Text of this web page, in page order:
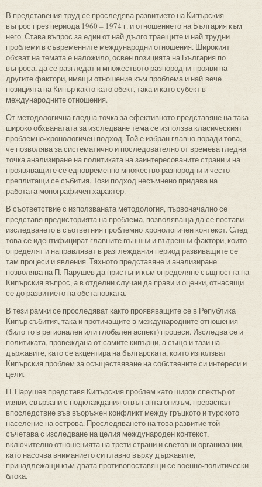
В представения труд се проследява развитието на Ки­пърския
въпрос през периода 1960 – 1974 г. и отно­шението на България към
него. Става въпрос за един от най-дълго траещите и най-трудни
проблеми в съвременните международни отношения. Широкият
обхват на темата е наложило, освен позицията на България по
въпроса, да се разгледат и множеството разнородни прояви на
другите фактори, имащи отношение към проблема и най-вече
позицията на Кипър както като обект, така и като субект в
международните отношения.
От методологична гледна точка за ефективното представяне на така
широко обхванатата за изследване тема се използва класическият
проблемно-хронологичен подход. Той е избран главно поради това,
че позволява за систематично и последователно от времева гледна
точка анализиране на политиката на заинтересованите страни и на
проявяващите се едновременно множество разнородни и често
преплитащи се събития. Този подход несъмнено придава на
работата монографичен характер.
В съответствие с използваната методология, първоначално се
представя предисторията на проблема, позволяваща да се постави
изследването в съответния проблемно-хронологичен контекст. След
това се идентифицират главните външни и вътрешни фактори, които
определят и направляват в разглеждания период развиващите се
там процеси и явления. Тяхното представяне и анализиране
позволява на П. Парушев да пристъпи към определяне същността на
Кипърския въпрос, а в отделни случаи да прави и оценки, отнасящи
се до развитието на обстановката.
В тези рамки се проследяват както проявяващите се в Република
Кипър събития, така и протичащите в международните отношения
(било то в регионален или глобален аспект) процеси. Изследва се и
политиката, провеждана от самите кипърци, а също и тази на
държавите, като се акцентира на българската, които използват
Кипърския проблем за осъществяване на собствените си интереси и
цели.
П. Парушев представя Кипърския проблем като широк спектър от
изяви, свързани с подклаждания отвън антагонизъм, прераснал
впоследствие във въоръжен конфликт между гръцкото и турското
население на острова. Проследяването на това развитие той
съчетава с изследване на целия международен контекст,
включително отношенията на трети страни и световни организации,
като насочва вниманието си главно върху държавите,
принадлежащи към двата противопоставящи се военно-политически
блока.